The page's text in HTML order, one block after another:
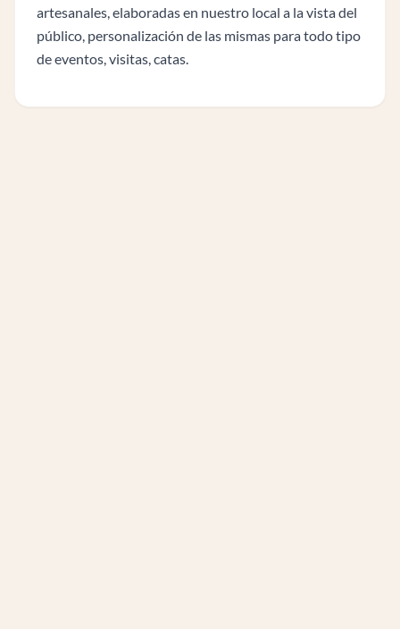
artesanales, elaboradas en nuestro local a la vista del
público, personalización de las mismas para todo tipo
de eventos, visitas, catas.